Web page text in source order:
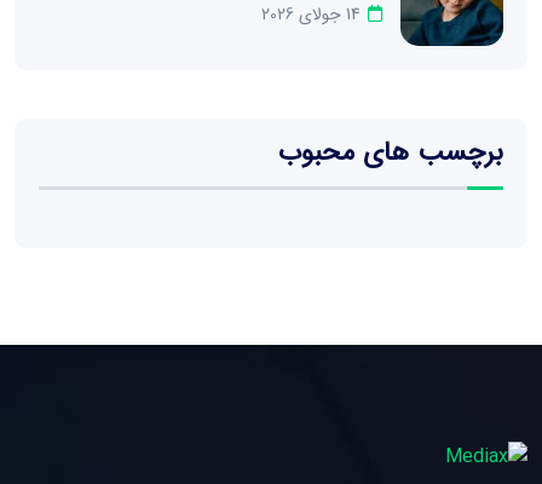
14 جولای 2026
برچسب های محبوب